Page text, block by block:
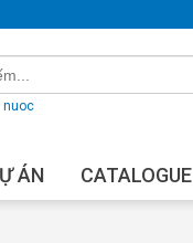
nuoc
ÁN CATALOGUE